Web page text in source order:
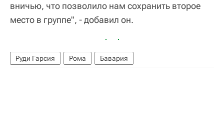
вничью, что позволило нам сохранить второе
место в группе", - добавил он.
Руди Гарсия Рома Бавария